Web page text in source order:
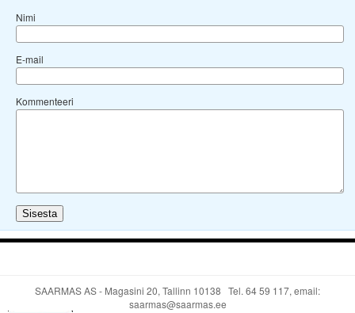
Nimi
E-mail
Kommenteeri
SAARMAS AS - Magasini 20, Tallinn 10138 Tel. 64 59 117, email:
saarmas@saarmas.ee